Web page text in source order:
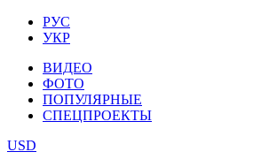
РУС
УКР
ВИДЕО
ФОТО
ПОПУЛЯРНЫЕ
СПЕЦПРОЕКТЫ
USD